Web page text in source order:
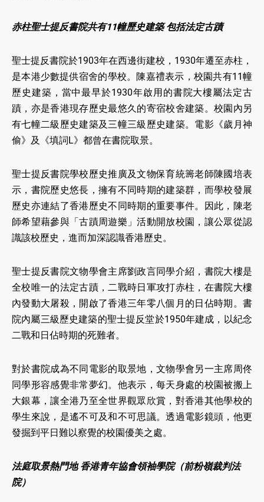
赤柱聖士提反書院共有11幢歷史建築 包括法定古蹟
聖士提反書院於1903年在西邊街建校，1930年遷至赤柱，
是本港少數提供宿舍的學校。陳嘉禮表示，校園共有11幢
歷史建築，當中最早於1930年啟用的書院大樓屬法定古
蹟，亦是香港現存歷史最悠久的寄宿校舍建築。校園內另
有七幢二級歷史建築及三幢三級歷史建築。電影《歲月神
偷》及《填詞L》都曾在書院取景。
聖士提反書院學校歷史推廣及文物保育統籌老師陳國培表
示，書院歷史悠長，擁有不同時期的建築群，而學校發展
歷史亦連結了香港歷史不同時期的重要事件。因此，陳老
師希望藉參與「古蹟周遊樂」活動開放校園，讓公眾從認
識該校歷史，進而加深認識香港歷史。
聖士提反書院文物學會主席劉政言同學介紹，書院大樓是
全校唯一的法定古蹟，二戰時日軍攻打赤柱，在書院大樓
內發動大屠殺，開啟了香港三年零八個月的日佔時期。書
院內屬三級歷史建築的聖士提反堂於1950年建成，以紀念
二戰和日佔時期的死難者。
對於書院成為不同電影的取景地，文物學會另一主席周佟
同學形容感覺非常夢幻。他表示，每天身處的校園被搬上
大銀幕，讓全港乃至全世界觀眾欣賞，對香港其他學校的
學生來說，是遙不可及和不可思議。透過電影鏡頭，他更
發掘到平日難以察覺的校園優美之處。
法庭取景熱門地 香港青年協會領袖學院（前粉嶺裁判法
院）